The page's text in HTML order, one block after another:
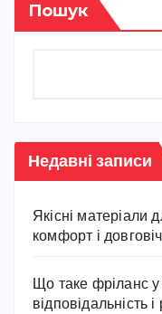
Пошук
Недавні записи
Якісні матеріали
комфорт і
Що таке фріланс у
відповідальність